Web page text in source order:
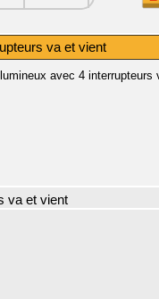
va et vient
avec 4 interrupteurs
va et vient